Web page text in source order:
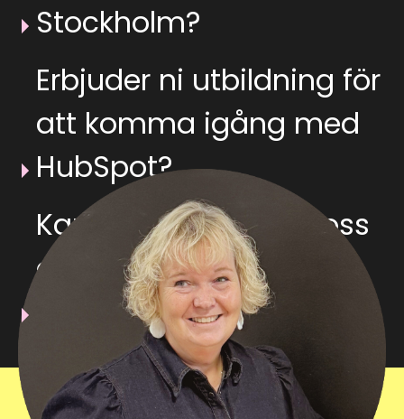
Stockholm?
Erbjuder ni utbildning för
att komma igång med
HubSpot?
Kan Resultify hjälpa oss
att växa med HubSpot
över tid?